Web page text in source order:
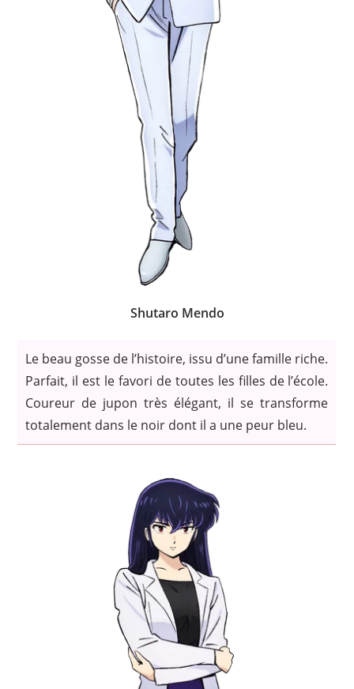
Shutaro Mendo
Le beau gosse de l’histoire, issu d’une famille riche.
Parfait, il est le favori de toutes les filles de l’école.
Coureur de jupon très élégant, il se transforme
totalement dans le noir dont il a une peur bleu.